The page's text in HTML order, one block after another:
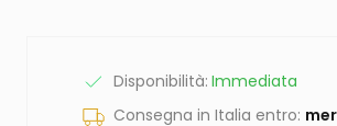
Disponibilità: Immediata
Consegna in Italia entro: